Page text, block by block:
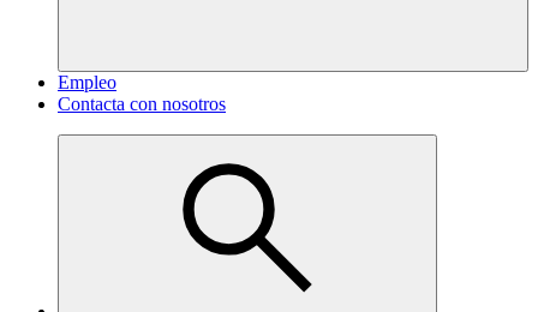
Empleo
Contacta con nosotros